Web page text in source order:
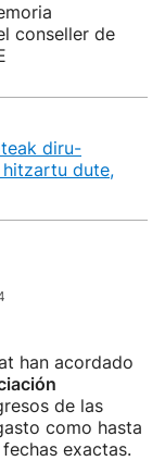
conseller de
diru-
dute,
han acordado
de las
como hasta
exactas.